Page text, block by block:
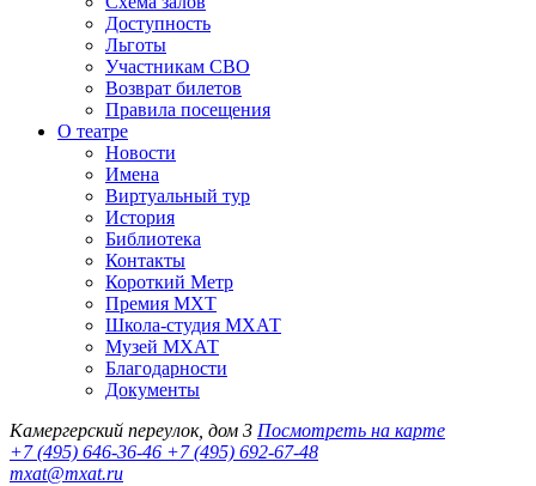
Доступность
Льготы
Участникам СВО
Возврат билетов
Правила посещения
О театре
Новости
Имена
Виртуальный тур
История
Библиотека
Контакты
Короткий Метр
Премия МХТ
Школа-студия МХАТ
Музей МХАТ
Благодарности
Документы
Камергерский переулок, дом 3 Посмотреть на карте
+7 (495) 646-36-46 +7 (495) 692-67-48‬
mxat@mxat.ru